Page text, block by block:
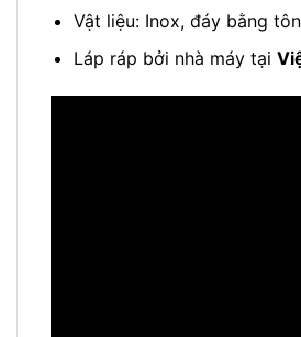
Vật liệu: Inox, đáy bằng
Láp ráp bởi nhà máy tại